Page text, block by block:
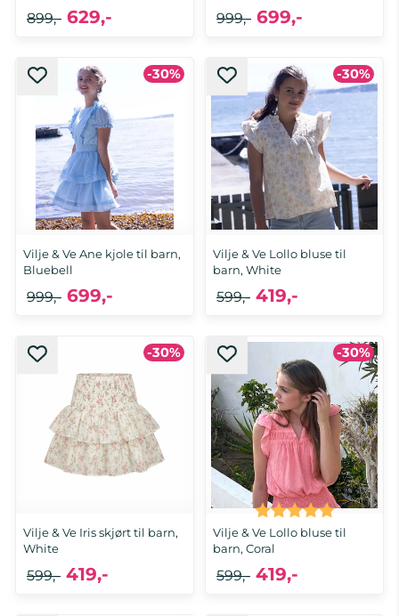
629,-
899,- 699,-
999,-
-30%
Vilje & Ve Ane kjole til barn,
Bluebell
699,-
999,-
-30%
Vilje & Ve Lollo bluse til
barn, White
419,-
599,-
-30%
Vilje & Ve Iris skjørt til barn,
White
419,-
599,-
-30%
Vilje & Ve Lollo bluse til
barn, Coral
419,-
599,-
Karakter: 5.0 av 5